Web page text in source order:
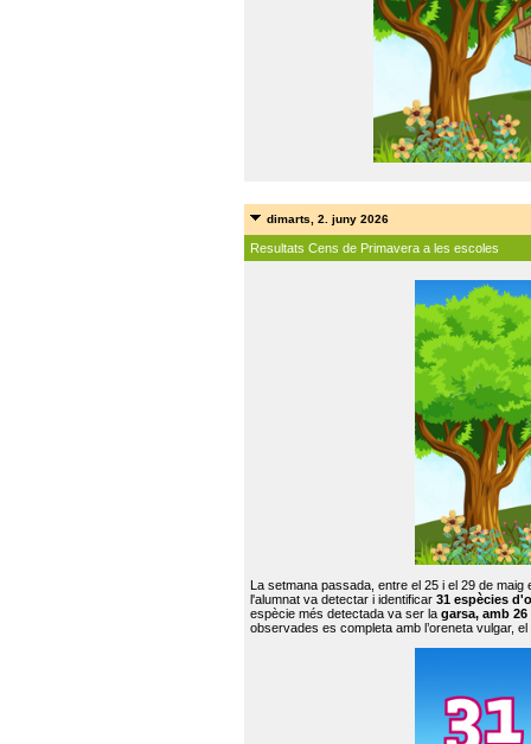
dimarts, 2. juny 2026
Resultats Cens de Primavera a les escoles
La setmana passada, entre el 25 i el 29 de
l'alumnat va detectar i identificar 31 espècies
espècie més detectada va ser la garsa, amb
observades es completa amb l’oreneta vulgar,